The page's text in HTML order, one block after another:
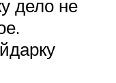
дело не